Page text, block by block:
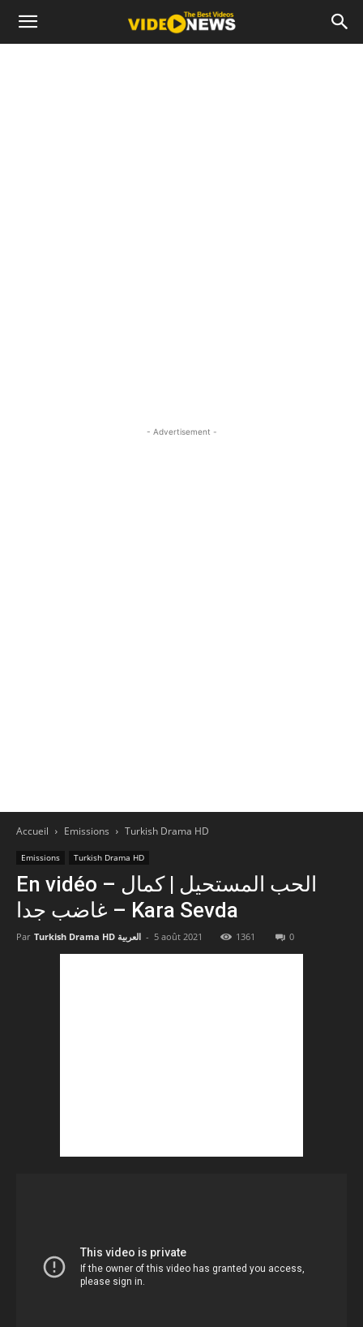
- Advertisement -
Accueil Emissions Turkish Drama HD
Emissions Turkish Drama HD
En vidéo – الحب المستحيل | كمال
غاضب جدا – Kara Sevda
Par Turkish Drama HD العربية - 5 août 2021 1361 0